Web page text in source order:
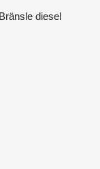
Bränsle diesel